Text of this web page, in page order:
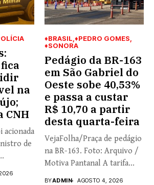
na
CNH
de
♦BRASIL ♦PEDRO GOMES
♦SONORA
Pedágio da BR-163
em São Gabriel do
Oeste sobe 40,53%
e passa a custar
R$ 10,70 a partir
desta quarta-feira
VejaFolha/Praça de pedágio
na BR-163. Foto: Arquivo /
Motiva Pantanal A tarifa...
BYADMIN AGOSTO 4, 2026